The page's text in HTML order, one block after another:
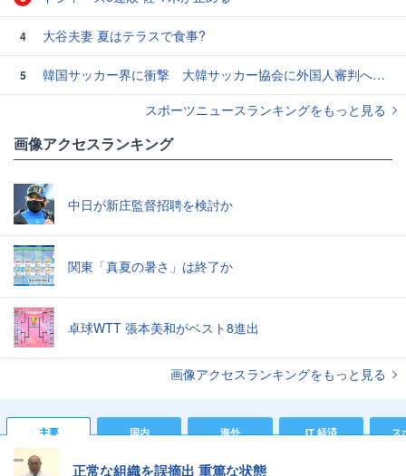
4 大谷夫妻 夏はテラスで食事?
5
韓国サッカー界に衝撃 大韓サッカー協会に外国人審判への“性的接待”疑惑 韓国メディアが報道
スポーツニュースランキングをもっと見る
画像アクセスランキング
中日が新庄監督招聘を検討か
関東「真夏の暑さ」は終了か
卓球WTT 張本美和がベスト8進出
画像アクセスランキングをもっと見る
主要 国内 海外 IT 経済 ス
正常な組織を誤摘出 重篤な状態